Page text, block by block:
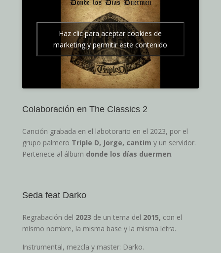
Haz clic para aceptar cookies de
marketing y permitir este contenido
Colaboración en The Classics 2
Canción grabada en el labotorario en el 2023, por el
grupo palmero Triple D, Jorge, cantim y un servidor.
Pertenece al álbum donde los días duermen.
Seda feat Darko
Regrabación del 2023 de un tema del 2015, con el
mismo nombre, la misma base y la misma letra.
Instrumental, mezcla y master: Darko.